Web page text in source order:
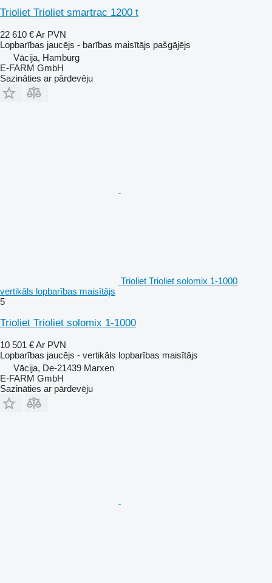
Trioliet Trioliet smartrac 1200 t
22 610 €Ar PVN
Lopbarības jaucējs - barības maisītājs pašgājējs
Vācija, Hamburg
E-FARM GmbH
Sazināties ar pārdevēju
Trioliet Trioliet solomix 1-1000
vertikāls lopbarības maisītājs
5
Trioliet Trioliet solomix 1-1000
10 501 €Ar PVN
Lopbarības jaucējs - vertikāls lopbarības maisītājs
Vācija, De-21439 Marxen
E-FARM GmbH
Sazināties ar pārdevēju